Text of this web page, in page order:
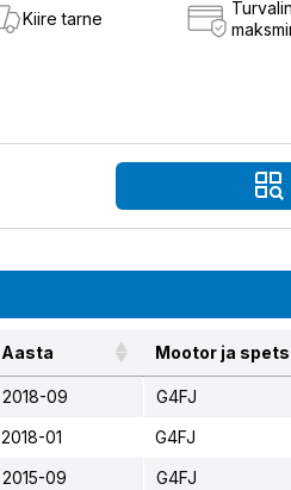
Kiire tarne
Aasta Mootor ja
2018-09
G4FJ
2018-01
G4FJ
2015-09 G4FJ